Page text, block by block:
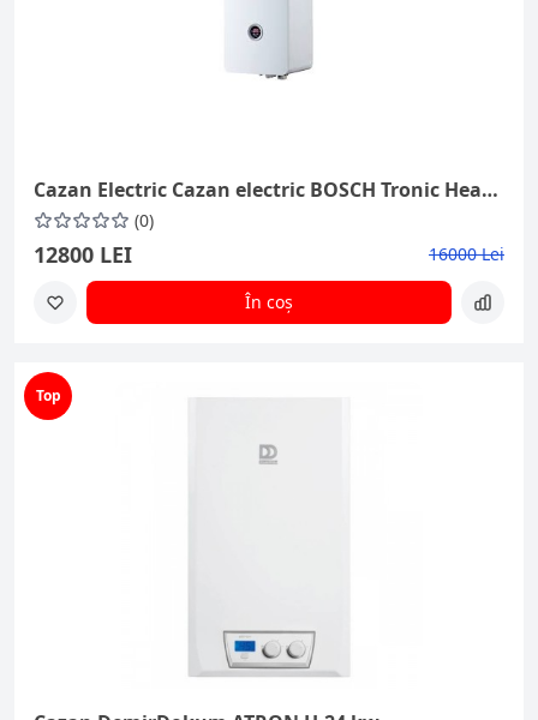
Cazan Electric Cazan electric BOSCH Tronic Heat 3500 6 kw
(0)
12800 LEI 16000 Lei
În coș
Top